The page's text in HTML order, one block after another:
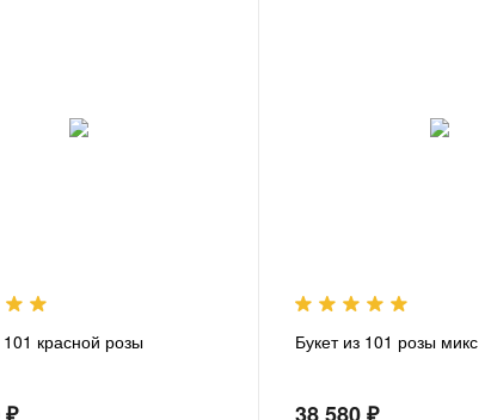
101 красной розы Букет из 101 розы микс